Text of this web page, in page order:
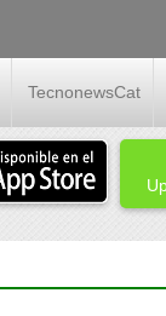
TecnonewsCat